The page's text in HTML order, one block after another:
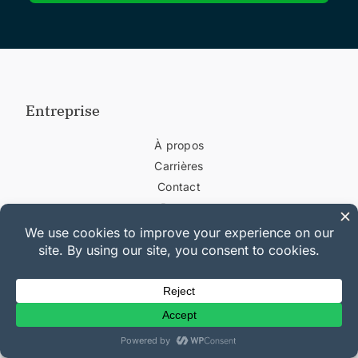
Entreprise
À propos
Carrières
Contact
Presse
Affiliés
Blog
Liens utiles